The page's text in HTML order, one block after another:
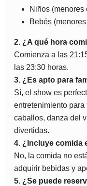
Niños (menores
Bebés
2. ¿A qué hora
Comienza a las
las 23:30 horas.
3. ¿Es apto para
Sí, el show es
entretenimiento
caballos, danza del
divertidas.
4. ¿Incluye comida
No, la comida no
adquirir bebidas y
5. ¿Se puede